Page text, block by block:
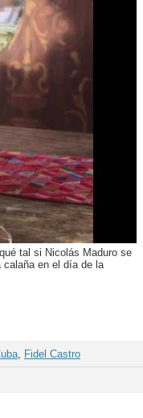
tal si Nicolás Maduro se
calaña en el día de la
Fidel Castro